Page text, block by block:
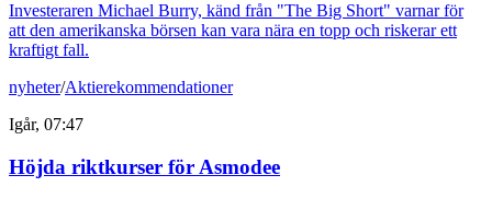
Investeraren Michael Burry, känd från "The Big Short" varnar för
att den amerikanska börsen kan vara nära en topp och riskerar ett
kraftigt fall.
nyheter/Aktierekommendationer
Igår, 07:47
Höjda riktkurser för Asmodee